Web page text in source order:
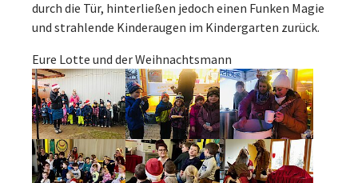
durch die Tür, hinterließen jedoch einen Funken Magie
und strahlende Kinderaugen im Kindergarten zurück.
Eure Lotte und der Weihnachtsmann